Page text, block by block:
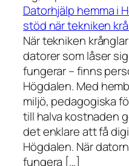
Datorhjälp hemma i
stöd när tekniken
När tekniken
datorer som låser
fungerar – finns
Högdalen. Med
miljö, pedagogiska
till halva kostnaden
det enklare att få
Högdalen. När
fungera […]